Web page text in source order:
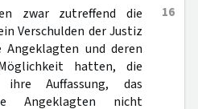
16
zwar zutreffend die
Verschulden der Justiz
Angeklagten und deren
hatten, die
Auffassung, das
Angeklagten nicht